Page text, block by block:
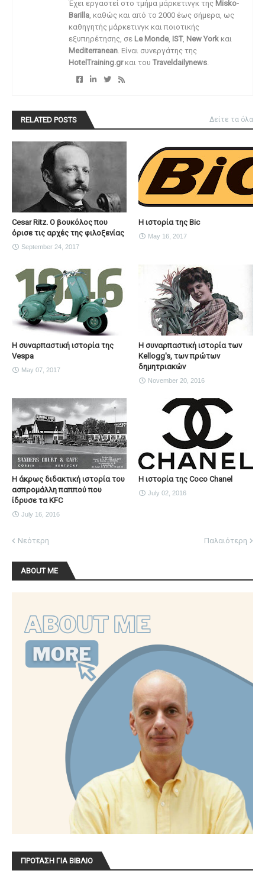
Έχει εργαστεί στο τμήμα μάρκετινγκ της Misko-
Barilla, καθώς και από το 2000 έως σήμερα, ως
καθηγητής μάρκετινγκ και ποιοτικής
εξυπηρέτησης, σε Le Monde, IST, New York και
Mediterranean. Είναι συνεργάτης της
HotelTraining.grκαι του Traveldailynews.
RELATED POSTS Δείτε τα όλα
Cesar Ritz. Ο βουκόλος που
όρισε τις αρχές της φιλοξενίας
September 24, 2017
H ιστορία της Bic
May 16, 2017
Η συναρπαστική ιστορία της
Vespa
May 07, 2017
Η συναρπαστική ιστορία των
Kellogg's, των πρώτων
δημητριακών
November 20, 2016
Η άκρως διδακτική ιστορία του
ασπρομάλλη παππού που
ίδρυσε τα KFC
July 16, 2016
Η ιστορία της Coco Chanel
July 02, 2016
Νεότερη Παλαιότερη
ABOUT ME
ΠΡΟΤΑΣΗ ΓΙΑ ΒΙΒΛΙΟ